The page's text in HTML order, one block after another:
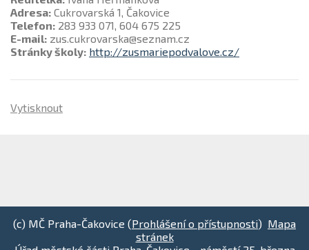
Adresa: Cukrovarská 1, Čakovice
Telefon: 283 933 071, 604 675 225
E-mail: zus.cukrovarska@seznam.cz
Stránky školy: http://zusmariepodvalove.cz/
Vytisknout
(c) MČ Praha-Čakovice (Prohlášení o přístupnosti) Mapa
stránek